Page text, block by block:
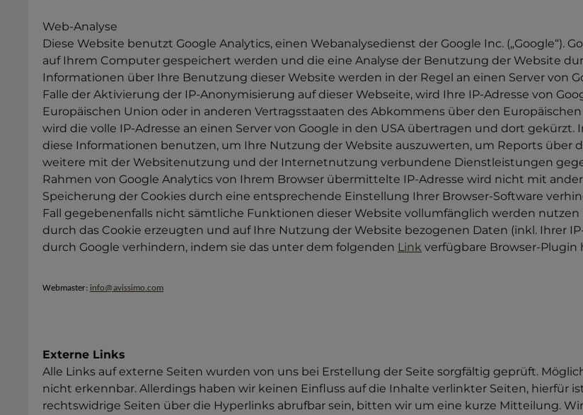
Web-Analyse
Diese Website benutzt Google Analytics, einen Webanalysedienst der Google Inc. („Google“).
auf Ihrem Computer gespeichert werden und die eine Analyse der Benutzung der Website
Informationen über Ihre Benutzung dieser Website werden in der Regel an einen Server von
Falle der Aktivierung der IP-Anonymisierung auf dieser Webseite, wird Ihre IP-Adresse von
Europäischen Union oder in anderen Vertragsstaaten des Abkommens über den
wird die volle IP-Adresse an einen Server von Google in den USA übertragen und dort
diese Informationen benutzen, um Ihre Nutzung der Website auszuwerten, um Reports
weitere mit der Websitenutzung und der Internetnutzung verbundene Dienstleistungen
Rahmen von Google Analytics von Ihrem Browser übermittelte IP-Adresse wird nicht mit
Speicherung der Cookies durch eine entsprechende Einstellung Ihrer Browser-Software
Fall gegebenenfalls nicht sämtliche Funktionen dieser Website vollumfänglich werden
durch das Cookie erzeugten und auf Ihre Nutzung der Website bezogenen Daten (inkl. Ihrer
durch Google verhindern, indem sie das unter dem folgenden Link verfügbare Browser-
Webmaster: info@avissimo.com
Externe Links
Alle Links auf externe Seiten wurden von uns bei Erstellung der Seite sorgfältig geprüft.
nicht erkennbar. Allerdings haben wir keinen Einfluss auf die Inhalte verlinkter Seiten, hierfür
rechtswidrige Seiten über die Hyperlinks abrufbar sein, bitten wir um eine kurze Mitteilung.